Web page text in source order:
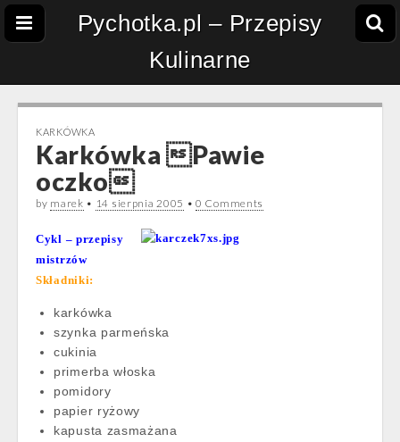
Pychotka.pl – Przepisy
Kulinarne
KARKÓWKA
Karkówka Pawie
oczko
by marek • 14 sierpnia 2005 •0 Comments
Cykl – przepisy
mistrzów
Składniki:
karkówka
szynka parmeńska
cukinia
primerba włoska
pomidory
papier ryżowy
kapusta zasmażana